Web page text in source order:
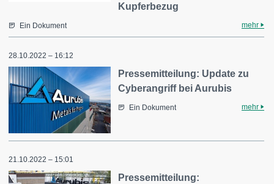
Kupferbezug
Ein Dokument mehr
28.10.2022 – 16:12
Pressemitteilung: Update zu
Cyberangriff bei Aurubis
Ein Dokument mehr
21.10.2022 – 15:01
Pressemitteilung: